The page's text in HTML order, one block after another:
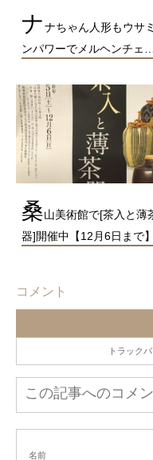
ナナちゃん人形もウサミ
ンパワーでメルヘンチェ…
桑山美術館で[茶入と薄
器]開催中【12月6日まで】
コメント
トラック
この記事へのコメ
名前